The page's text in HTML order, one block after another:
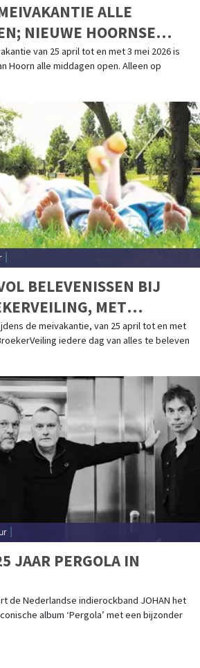
ALLE
NIEUWE HOORNSE
LEGOvan 25 april tot en met 3 mei 2026 is
Hoorn alle middagen open. Alleen op
BELEVENISSEN BIJ
MET
DOOR HET
de meivakantie, van 25 april tot en met
iedere dag van alles te beleven
JAAR PERGOLA IN
de Nederlandse indierockband JOHAN het
album ‘Pergola’ met een bijzonder